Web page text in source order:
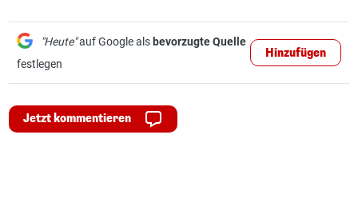
"Heute"auf Google als bevorzugte Quelle
festlegen
Hinzufügen
Jetzt kommentieren